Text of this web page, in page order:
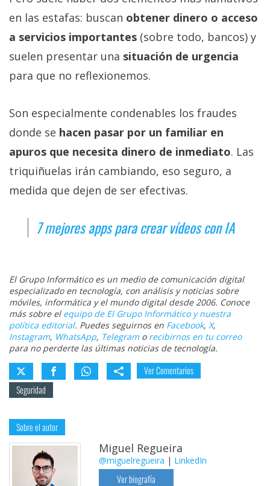
en las estafas: buscan obtener dinero o acceso
a servicios importantes (sobre todo, bancos) y
suelen presentar una situación de urgencia
para que no reflexionemos.
Son especialmente condenables los fraudes
donde se hacen pasar por un familiar en
apuros que necesita dinero de inmediato. Las
triquiñuelas irán cambiando, eso seguro, a
medida que dejen de ser efectivas.
7 mejores apps para crear vídeos con IA
El Grupo Informático es un medio de comunicación digital
especializado en tecnología, con análisis y noticias sobre
móviles, informática y el mundo digital desde 2006. Conoce
más sobre el equipo de El Grupo Informático y nuestra
política editorial. Puedes seguirnos en Facebook, X,
Instagram, WhatsApp, Telegramo recibirnos en tu correo
para no perderte las últimas noticias de tecnología.
Ver Comentarios
Seguridad
Sobre el autor
Miguel Regueira
@miguelregueira | LinkedIn
Ver biografía